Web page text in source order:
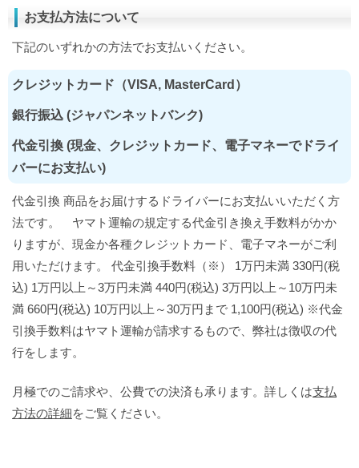
お支払方法について
下記のいずれかの方法でお支払いください。
クレジットカード（VISA, MasterCard）
銀行振込 (ジャパンネットバンク)
代金引換 (現金、クレジットカード、電子マネーでドライ
バーにお支払い)
代金引換 商品をお届けするドライバーにお支払いいただく方
法です。 ヤマト運輸の規定する代金引き換え手数料がかか
りますが、現金か各種クレジットカード、電子マネーがご利
用いただけます。 代金引換手数料（※） 1万円未満 330円(税
込) 1万円以上～3万円未満 440円(税込) 3万円以上～10万円未
満 660円(税込) 10万円以上～30万円まで 1,100円(税込) ※代金
引換手数料はヤマト運輸が請求するもので、弊社は徴収の代
行をします。
月極でのご請求や、公費での決済も承ります。詳しくは支払
方法の詳細をご覧ください。